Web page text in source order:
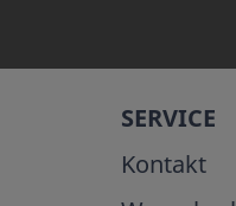
SERVICE
Kontakt